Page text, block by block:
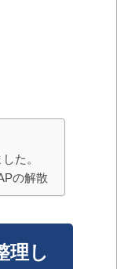
た。
の解散
理し